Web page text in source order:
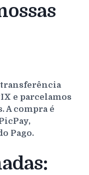
transferência
e parcelamos
A compra é
Pago.